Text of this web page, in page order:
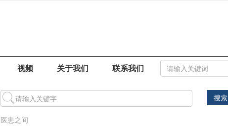
视频 关于我们 联系我们
搜索
医患之间